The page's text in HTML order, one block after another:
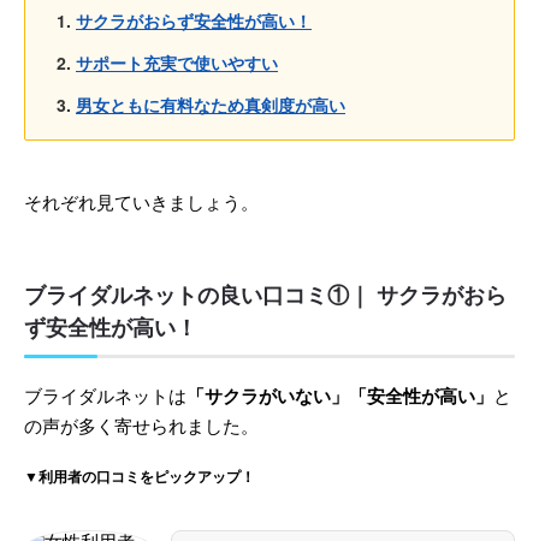
サクラがおらず安全性が高い！
サポート充実で使いやすい
男女ともに有料なため真剣度が高い
それぞれ見ていきましょう。
ブライダルネットの良い口コミ①｜ サクラがおら
ず安全性が高い！
ブライダルネットは 「サクラがいない」「安全性が高い」
と
の声が多く寄せられました。
▼利用者の口コミをピックアップ！